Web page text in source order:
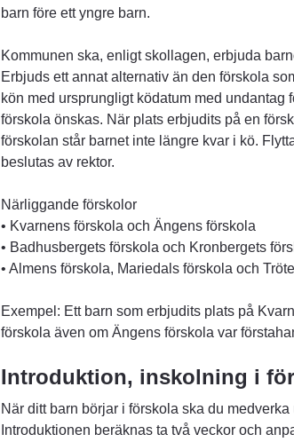
barn före ett yngre barn.
Kommunen ska, enligt skollagen, erbjuda
Erbjuds ett annat alternativ än den förskola
kön med ursprungligt ködatum med undantag
förskola önskas. När plats erbjudits på en
förskolan står barnet inte längre kvar i kö.
beslutas av rektor.
Närliggande förskolor
• Kvarnens förskola och Ängens förskola
• Badhusbergets förskola och Kronbergets
• Almens förskola, Mariedals förskola och
Exempel: Ett barn som erbjudits plats på
förskola även om Ängens förskola var
Introduktion, inskolning i
När ditt barn börjar i förskola ska du
Introduktionen beräknas ta två veckor och